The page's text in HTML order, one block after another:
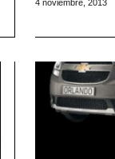
4 noviembre, 2013